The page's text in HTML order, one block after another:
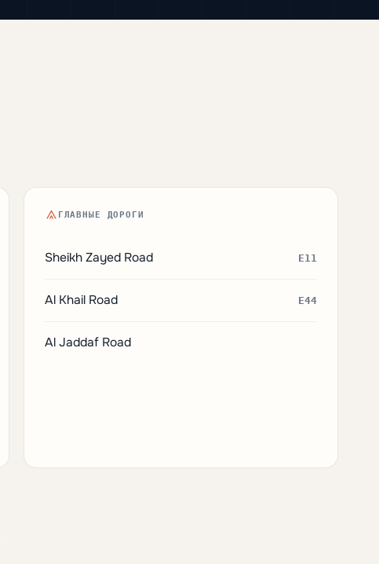
ГЛАВНЫЕ ДОРОГИ
Sheikh Zayed Road E11
Al Khail Road E44
Al Jaddaf Road